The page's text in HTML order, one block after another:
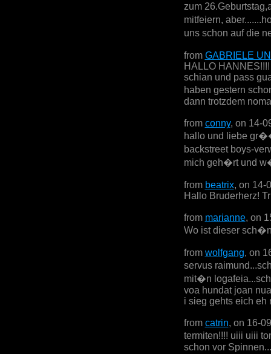
zum
mitfeiern,
uns schon auf die
from GABRIELE
HALLO
schian und pass
haben gestern
dann trotzdem
from conny, on 14-
hallo und liebe
backstreet boys-
mich geh�rt und
from beatrix, on 14-
Hallo Bruderherz!
from marianne, on
Wo ist dieser
from wolfgang, on
servus
mit�n
voa hundat joan
i sieg gehts eich eh
from catrin, on 16-
termiten!!!! uiii uiii
schon vor